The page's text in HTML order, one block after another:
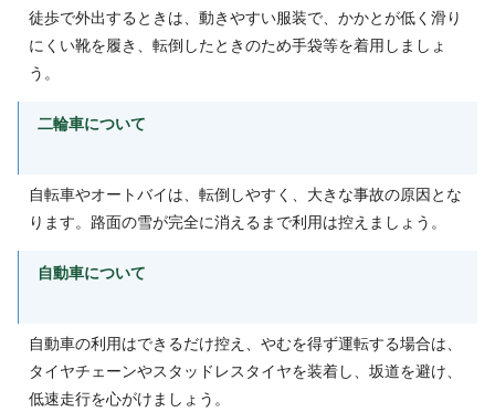
徒歩で外出するときは、動きやすい服装で、かかとが低く滑り
にくい靴を履き、転倒したときのため手袋等を着用しましょ
う。
二輪車について
自転車やオートバイは、転倒しやすく、大きな事故の原因とな
ります。路面の雪が完全に消えるまで利用は控えましょう。
自動車について
自動車の利用はできるだけ控え、やむを得ず運転する場合は、
タイヤチェーンやスタッドレスタイヤを装着し、坂道を避け、
低速走行を心がけましょう。